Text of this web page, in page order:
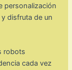
personalización
disfruta de un
robots
cada vez